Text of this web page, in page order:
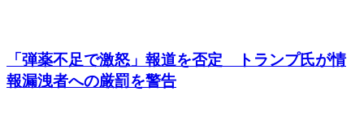
「弾薬不足で激怒」報道を否定 トランプ氏が情
報漏洩者への厳罰を警告